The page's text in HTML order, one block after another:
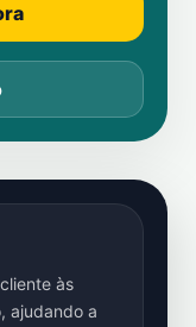
às
ajudando a